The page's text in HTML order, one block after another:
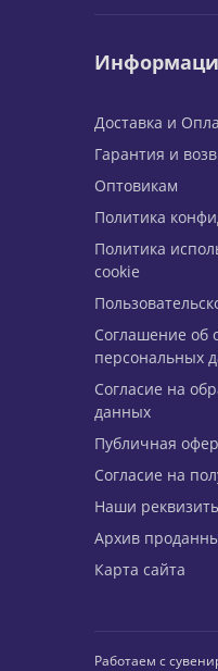
Доставка и
Гарантия и
Оптовикам
Политика
Политика
cookie
Соглашение об
персональных
Согласие на
данных
Публичная
Согласие на
Наши
Архив
Карта сайта
Работаем с